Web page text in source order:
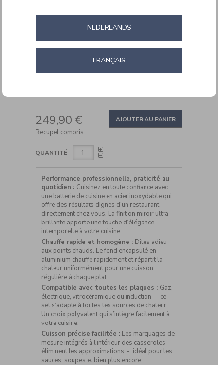
Chef’s
Classic
DETAILS
en-
acier-
inoxydable-
chef%E2%80%99s-
classic-
TO
CART
PRODUCT
ACTIONS
249,90 €
Recupel compris
QUANTITÉ
AJOUTER AU PANIER
Performance professionnelle, praticité au
quotidien : Cuisinez en toute confiance avec
une batterie de cuisine en acier inoxydable qui
offre des résultats dignes d’un restaurant,
directement chez vous. La finition miroir ultra-
brillante apporte une touche d’élégance
intemporelle à votre cuisine.
Chauffe rapide et homogène : Dites adieu
aux points chauds. Le fond encapsulé en
aluminium chauffe rapidement et répartit la
chaleur uniformément pour une cuisson
régulière à chaque plat.
Compatible avec toutes les plaques : Gaz,
électrique, vitrocéramique ou induction - ce
set s’adapte à toutes les sources de chaleur.
Un choix polyvalent qui s’intègre facilement à
votre cuisine.
Cuisson précise facilitée :Les marquages de
mesure intégrés à l’intérieur des casseroles
éliminent les approximations - idéal pour les
sauces, soupes et bien plus encore.
NEDERLANDS
FRANÇAIS